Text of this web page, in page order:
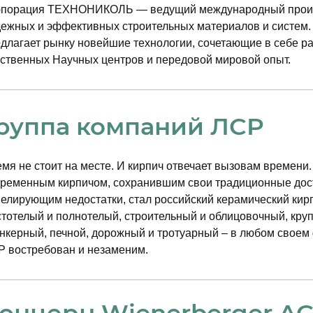
ТЕХНОНИКОЛЬ — ведущий международный
и эффективных строительных материалов и
рынку новейшие технологии, сочетающие в себе
Научных центров и передовой мировой опыт.
компаний ЛСР
не стоит на месте. И кирпич отвечает вызовам
кирпичом, сохранившим свои традиционные
недостатки, стал российский керамический
и полнотелый, строительный и облицовочный,
печной, дорожный и тротуарный – в любом своем
востребован и незаменим.
получение сводной информации о пользователях
обязательств перед клиентами, контрагентами и иными
В ходе обработки с персональными данными будут
накопление; хранение; уточнение (обновление,
возможные информационные (рекламные) оповещения (в
о маркетинговых мероприятиях, специальных
третьим лицам осуществляется на основании
субъекта персональных данных или согласия субъекта
по моему письменному заявлению,
согласие, я действую по собственной воле и в своих
Я согласен на обработку моих
персональных данных